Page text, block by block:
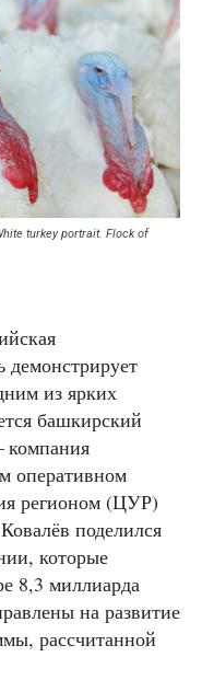
turkey portrait. Flock of
из ярких
башкирский
компания
оперативном
регионом (ЦУР)
поделился
которые
8,3 миллиарда
на развитие
рассчитанной